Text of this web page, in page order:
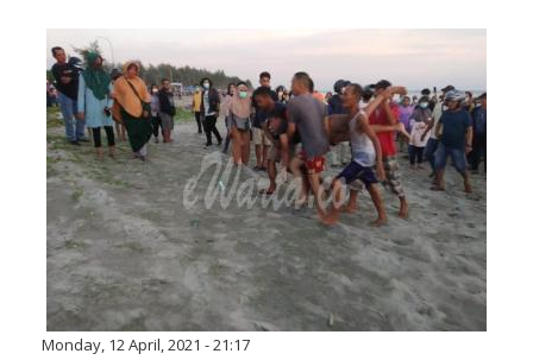
Monday, 12 April, 2021 - 21:17